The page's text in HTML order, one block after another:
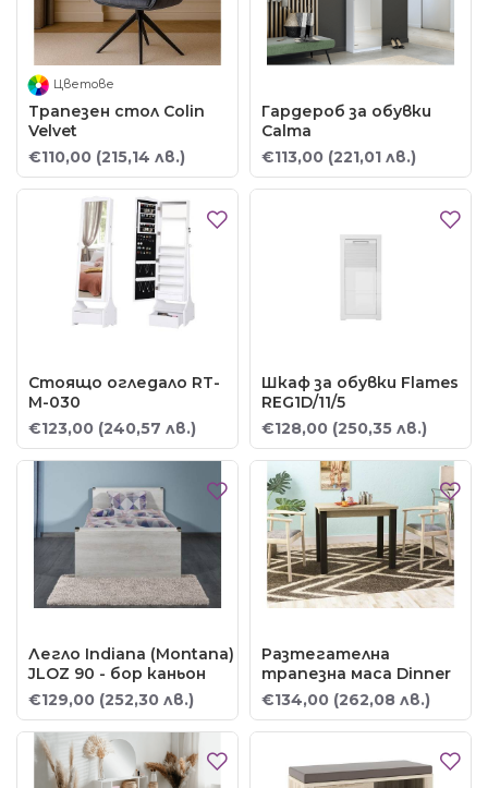
Цветове
Трапезен стол Colin
Velvet
€110,00 (215,14 лв.)
Гардероб за обувки
Calma
€113,00 (221,01 лв.)
Стоящо огледало RT-
M-030
€123,00 (240,57 лв.)
Шкаф за обувки Flames
REG1D/11/5
€128,00 (250,35 лв.)
Легло Indiana (Montana)
JLOZ 90 - бор каньон
€129,00 (252,30 лв.)
Разтегателна
трапезна маса Dinner
€134,00 (262,08 лв.)